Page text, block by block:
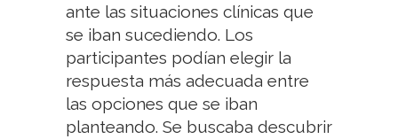
ante las situaciones clínicas que
se iban sucediendo. Los
participantes podían elegir la
respuesta más adecuada entre
las opciones que se iban
planteando. Se buscaba descubrir